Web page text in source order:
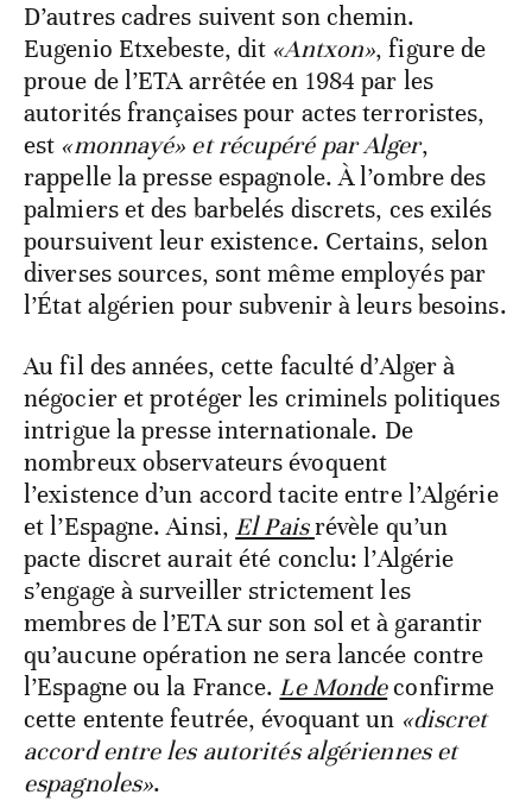
D’autres cadres suivent son chemin.
Eugenio Etxebeste, dit «Antxon», figure de
proue de l’ETA arrêtée en 1984 par les
autorités françaises pour actes terroristes,
est «monnayé» et récupéré par Alger,
rappelle la presse espagnole. À l’ombre des
palmiers et des barbelés discrets, ces exilés
poursuivent leur existence. Certains, selon
diverses sources, sont même employés par
l’État algérien pour subvenir à leurs besoins.
Au fil des années, cette faculté d’Alger à
négocier et protéger les criminels politiques
intrigue la presse internationale. De
nombreux observateurs évoquent
l’existence d’un accord tacite entre l’Algérie
et l’Espagne. Ainsi, El Paisrévèle qu’un
pacte discret aurait été conclu: l’Algérie
s’engage à surveiller strictement les
membres de l’ETA sur son sol et à garantir
qu’aucune opération ne sera lancée contre
l’Espagne ou la France. Le Mondeconfirme
cette entente feutrée, évoquant un «discret
accord entre les autorités algériennes et
espagnoles».